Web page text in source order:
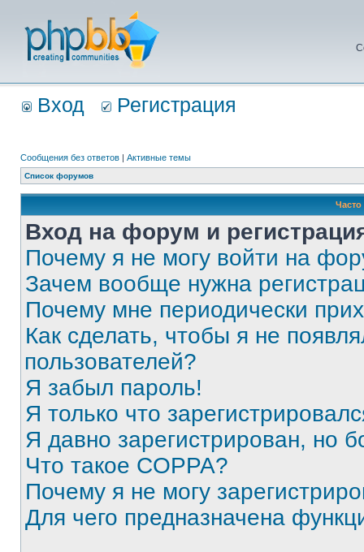
Вход Регистрация
Сообщения без ответов | Активные темы
Список форумов
Вход на форум и
Почему я не могу войти на
Зачем вообще нужна
Почему мне периодически
Как сделать, чтобы я не
пользователей?
Я забыл пароль!
Я только что
Я давно зарегистрирован, но
Что такое COPPA?
Почему я не могу
Для чего предназначена